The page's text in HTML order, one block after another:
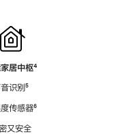
居中枢脚
⁴
识别脚
⁵
传感器脚
⁶
又安全